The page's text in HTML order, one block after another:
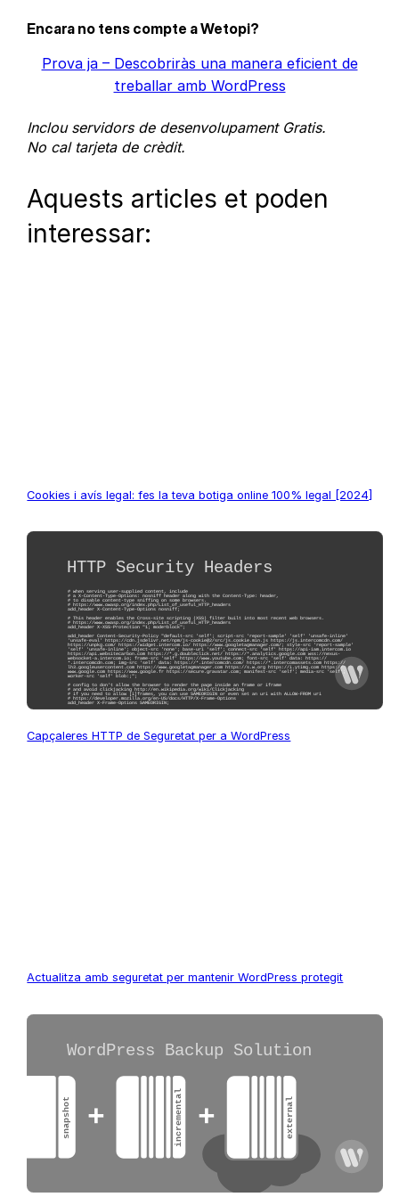
Encara no tens compte a Wetopi?
Prova ja – Descobriràs una manera eficient de
treballar amb WordPress
Inclou servidors de desenvolupament Gratis.
No cal tarjeta de crèdit.
Aquests articles et poden
interessar:
Cookies i avís legal: fes la teva botiga online 100% legal [2024]
Capçaleres HTTP de Seguretat per a WordPress
Actualitza amb seguretat per mantenir WordPress protegit